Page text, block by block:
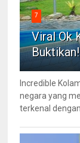
7
Viral Ok
Buktikan!
Incredible
negara yang
terkenal dengan